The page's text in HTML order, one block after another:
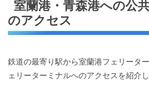
室蘭港・青森港への公
のアクセス
鉄道の最寄り駅から室蘭港フェリータ
ェリーターミナルへのアクセスを紹介し